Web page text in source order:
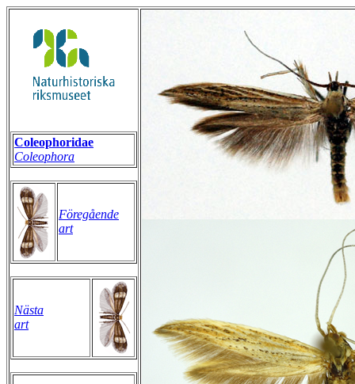
Coleophoridae
Coleophora
Föregående
art
Nästa
art